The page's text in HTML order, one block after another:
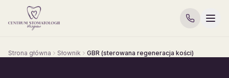
Strona główna Słownik GBR (sterowana regeneracja kości)